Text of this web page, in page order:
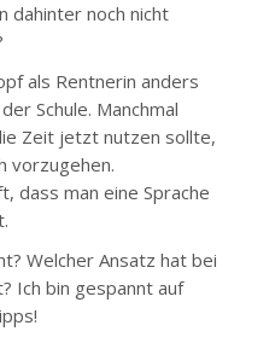
dahinter noch nicht
als Rentnerin anders
Schule. Manchmal
Zeit jetzt nutzen sollte,
vorzugehen.
dass man eine Sprache
Welcher Ansatz hat bei
Ich bin gespannt auf